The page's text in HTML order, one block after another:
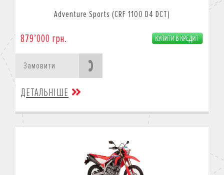
Adventure Sports (CRF 1100 D4 DCT)
879’000 грн.
Замовити
ДЕТАЛЬНІШЕ